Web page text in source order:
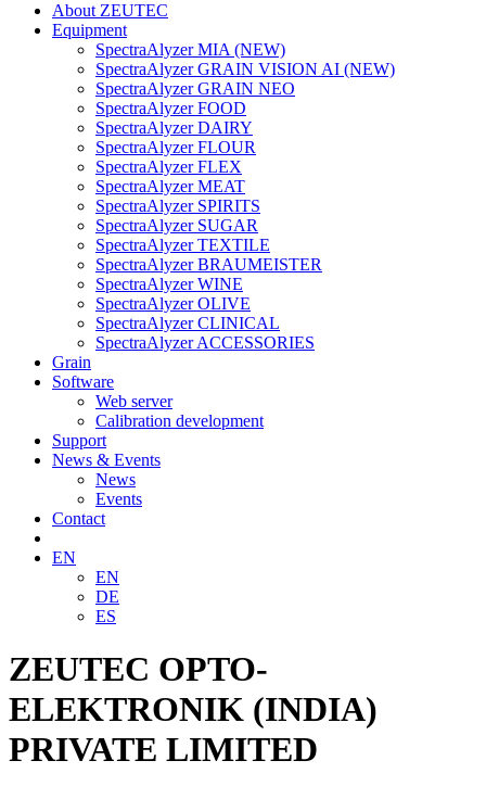
About ZEUTEC
Equipment
SpectraAlyzer MIA (NEW)
SpectraAlyzer GRAIN VISION AI (NEW)
SpectraAlyzer GRAIN NEO
SpectraAlyzer FOOD
SpectraAlyzer DAIRY
SpectraAlyzer FLOUR
SpectraAlyzer FLEX
SpectraAlyzer MEAT
SpectraAlyzer SPIRITS
SpectraAlyzer SUGAR
SpectraAlyzer TEXTILE
SpectraAlyzer BRAUMEISTER
SpectraAlyzer WINE
SpectraAlyzer OLIVE
SpectraAlyzer CLINICAL
SpectraAlyzer ACCESSORIES
Grain
Software
Web server
Calibration development
Support
News & Events
News
Events
Contact
EN
EN
DE
ES
ZEUTEC OPTO-
ELEKTRONIK (INDIA)
PRIVATE LIMITED